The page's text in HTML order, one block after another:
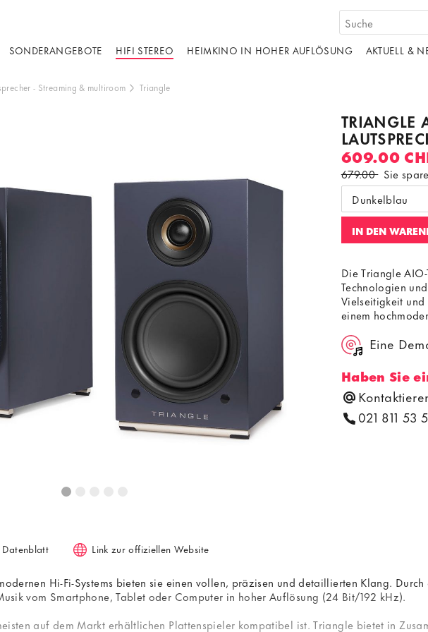
SONDERANGEBOTE HIFI STEREO HEIMKINO IN HOHER AUFLÖSUNG AKTUELL &
- Streaming & multiroom Triangle
TRIANGLE
609.00
679.00 Sie
Dunkelblau
IN DEN
wird von einer dritten Partei gehostet. Durch die
des externen Inhalts akzeptieren Sie die
von youtube.com.
Frag nicht mehr
Die Triangle
Technologien
Vielseitigkeit
einem
Eine
Haben Sie
021 811 53
Hi-Fi-Systems bieten sie einen vollen, präzisen und detaillierten Klang.
vom Smartphone, Tablet oder Computer in hoher Auflösung (24 Bit/192 kHz).
auf dem Markt erhältlichen Plattenspieler kompatibel ist. Triangle bietet in
Datenblatt Link zur offiziellen Website